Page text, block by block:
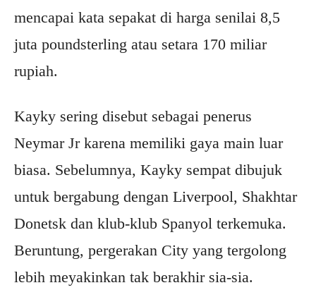
mencapai kata sepakat di harga senilai 8,5
juta poundsterling atau setara 170 miliar
rupiah.
Kayky sering disebut sebagai penerus
Neymar Jr karena memiliki gaya main luar
biasa. Sebelumnya, Kayky sempat dibujuk
untuk bergabung dengan Liverpool, Shakhtar
Donetsk dan klub-klub Spanyol terkemuka.
Beruntung, pergerakan City yang tergolong
lebih meyakinkan tak berakhir sia-sia.